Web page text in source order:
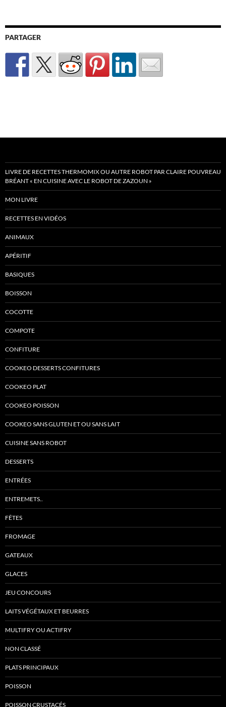
PARTAGER
LIVRE DE RECETTES THERMOMIX OU AUTRE ROBOT PAR CLAIRE POUVREAU
BRÉANT « EN CUISINE AVEC LE ROBOT DE ZAZOUN »
MON LIVRE
RECETTES EN VIDÉOS
ANIMAUX
APÉRITIF
BASIQUES
BOISSON
COCOTTE
COMPOTE
CONFITURE
COOKEO DESSERTS CONFITURES
COOKEO PLAT
COOKEO POISSON
COOKEO SANS GLUTEN ET OU SANS LAIT
CUISINE SANS ROBOT
DESSERTS
ENTRÉES
ENTREMETS..
FÊTES
FROMAGE
GATEAUX
GLACES
JEU CONCOURS
LAITS VÉGÉTAUX ET BEURRES
MULTIFRY OU ACTIFRY
NON CLASSÉ
PLATS PRINCIPAUX
POISSON
POISSON CRUSTACÉS